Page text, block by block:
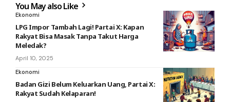
You May also Like
Ekonomi
LPG Impor Tambah Lagi! Partai X: Kapan
Rakyat Bisa Masak Tanpa Takut Harga
Meledak?
April 10, 2025
Ekonomi
Badan Gizi Belum Keluarkan Uang, Partai X:
Rakyat Sudah Kelaparan!